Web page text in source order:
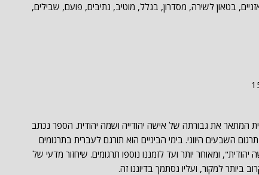
בטאון לשירה, מסדרון, בגלל, מוטיב, נתיבים, פועם, שבילים,
המתאר את גבורתה של אישה יהודייה ושמה יהודית. הספר נכתב
השבעים היווני. בימי הביניים הוא תורגם לעברית בתרגומים
ומאוחר יותר ועד לזמננו נוספו תרגומים. שיחזור מדעי של
למקור, ועליו נסתמך בדיוננו זה.